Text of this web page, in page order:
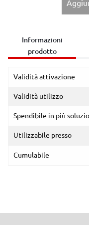
Informazioni
prodotto
Validità attivazione
Validità utilizzo
Spendibile in più
Utilizzabile presso
Cumulabile